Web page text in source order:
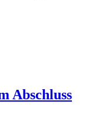
Abschluss